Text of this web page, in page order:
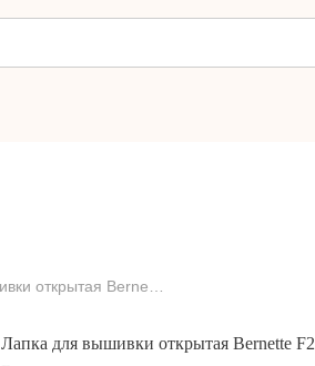
Лапка для вышивки открытая Bernette F2